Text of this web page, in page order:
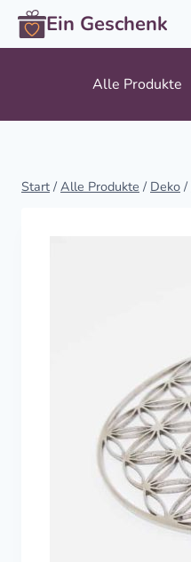
Zum
Inhalt
springen
Ein Geschenk
Alle Produkte
Start / Alle Produkte / Deko /